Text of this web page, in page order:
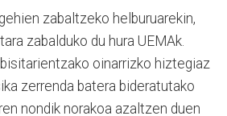
zabaltzeko helburuarekin,
zabalduko du hura UEMAk.
oinarrizko hiztegiaz
zerrenda batera bideratutako
nondik norakoa azaltzen duen